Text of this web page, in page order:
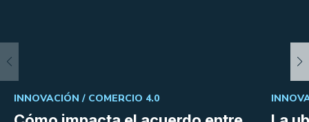
INNOVACIÓN / COMERCIO 4.0